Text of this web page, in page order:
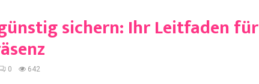
sichern: Ihr Leitfaden für
0 642